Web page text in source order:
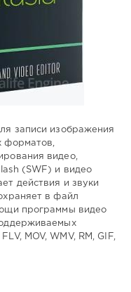
записи изображения
форматов,
видео,
(SWF) и видео
действия и звуки
в файл
программы видео
MOV, WMV, RM, GIF,